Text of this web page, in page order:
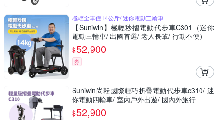
極輕全車僅14公斤/ 迷你電動三輪車
【Suniwin】極輕秒摺電動代步車C301（迷你
電動三輪車/ 出國首選/ 老人長輩/ 行動不便）
$52,900
券
Suniwin尚耘國際輕巧折疊電動代步車c310/ 迷
你電動四輪車/ 室內戶外出遊/ 國內外旅行
$52,900